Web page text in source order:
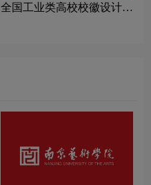
全国工业类高校校徽设计理